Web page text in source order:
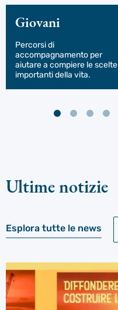
Giovani
Percorsi di
accompagnamento per
aiutare a compiere le scelte
importanti della vita.
Ultime notizie
Esplora tutte le news